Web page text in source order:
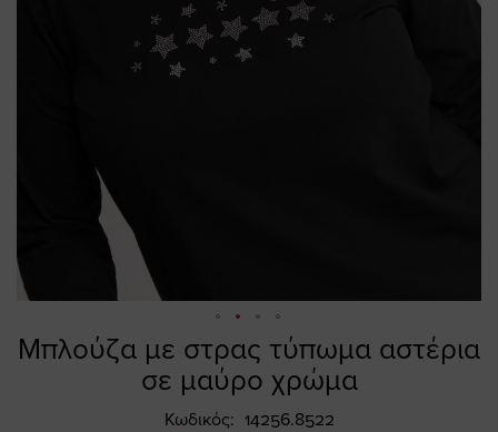
Μπλούζα με στρας τύπωμα αστέρια
σε μαύρο χρώμα
Κωδικός 14256.8522
Skip